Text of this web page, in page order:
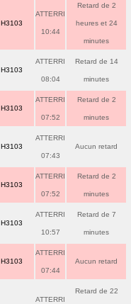
H3103
ATTERRI
10:44
Retard de 2
heures et 24
minutes
H3103
ATTERRI
08:04
Retard de 14
minutes
H3103
ATTERRI
07:52
Retard de 2
minutes
H3103
ATTERRI
07:43
Aucun retard
H3103
ATTERRI
07:52
Retard de 2
minutes
H3103
ATTERRI
10:57
Retard de 7
minutes
H3103
ATTERRI
07:44
Aucun retard
ATTERRI
Retard de 22